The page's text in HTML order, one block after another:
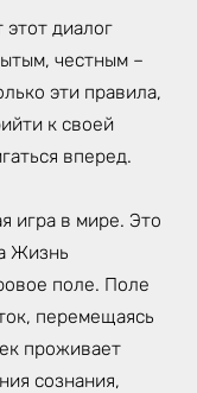
этот диалог
честным –
эти правила,
к своей
вперед.
игра в мире. Это
Жизнь
поле. Поле
перемещаясь
проживает
сознания,